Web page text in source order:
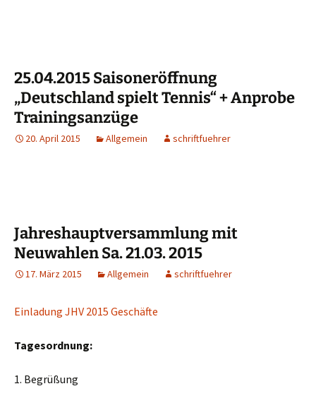
25.04.2015 Saisoneröffnung
„Deutschland spielt Tennis“ + Anprobe
Trainingsanzüge
20. April 2015 Allgemein schriftfuehrer
Jahreshauptversammlung mit
Neuwahlen Sa. 21.03. 2015
17. März 2015 Allgemein schriftfuehrer
Einladung JHV 2015 Geschäfte
Tagesordnung:
1. Begrüßung